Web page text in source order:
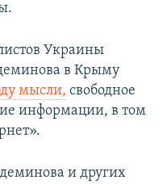
Украины
в Крыму
мысли, свободное
информации, в том
и других